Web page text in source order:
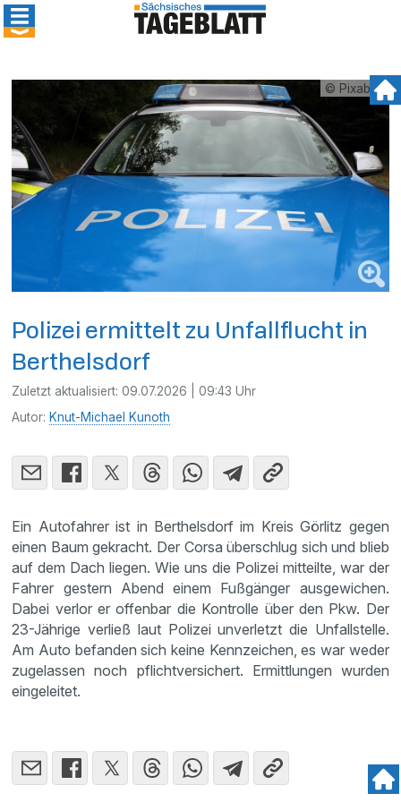
© Pixabay
Polizei ermittelt zu Unfallflucht in
Berthelsdorf
Zuletzt aktualisiert:09.07.2026 | 09:43 Uhr
Autor: Knut-Michael Kunoth
Ein Autofahrer ist in Berthelsdorf im Kreis Görlitz gegen
einen Baum gekracht. Der Corsa überschlug sich und blieb
auf dem Dach liegen. Wie uns die Polizei mitteilte, war der
Fahrer gestern Abend einem Fußgänger ausgewichen.
Dabei verlor er offenbar die Kontrolle über den Pkw. Der
23-Jährige verließ laut Polizei unverletzt die Unfallstelle.
Am Auto befanden sich keine Kennzeichen, es war weder
zugelassen noch pflichtversichert. Ermittlungen wurden
eingeleitet.